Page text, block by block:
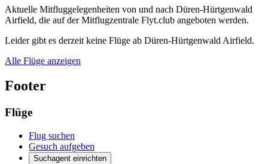
Aktuelle Mitfluggelegenheiten von und nach Düren-Hürtgenwald
Airfield, die auf der Mitflugzentrale Flyt.club angeboten werden.
Leider gibt es derzeit keine Flüge ab Düren-Hürtgenwald Airfield.
Alle Flüge anzeigen
Footer
Flüge
Flug suchen
Gesuch aufgeben
Suchagent einrichten